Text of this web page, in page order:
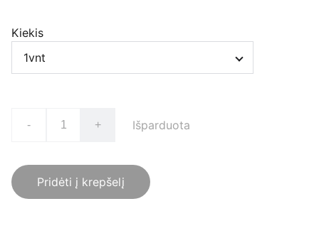
Kiekis
- + Išparduota
Pridėti į krepšelį